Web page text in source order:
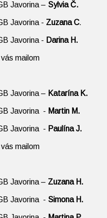
Javorina – Sylvia Č.
Javorina - Zuzana C.
Javorina - Darina H.
mailom
Javorina – Katarína K.
Javorina - Martin M.
Javorina - Paulína J.
mailom
Javorina – Zuzana H.
Javorina - Simona H.